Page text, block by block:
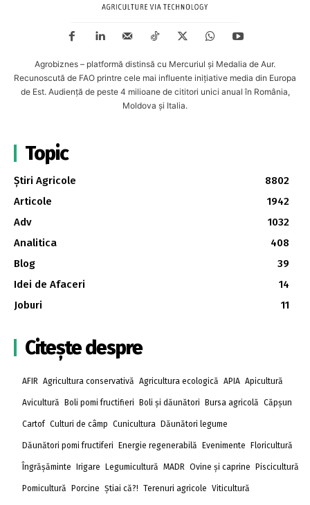
Agrobiznes – platformă distinsă cu Mercuriul și Medalia de Aur.
Recunoscută de FAO printre cele mai influente inițiative media din Europa
de Est. Audiență de peste 4 milioane de cititori unici anual în România,
Moldova și Italia.
Topic
Știri Agricole
8802
Articole
1942
Adv
1032
Analitica
408
Blog
39
Idei de Afaceri
14
Joburi
11
Citește despre
AFIR Agricultura conservativă Agricultura ecologică APIA Apicultură
Avicultură Boli pomi fructifieri Boli și dăunători Bursa agricolă Căpșun
Cartof Culturi de câmp Cunicultura Dăunători legume
Dăunători pomi fructiferi Energie regenerabilă Evenimente Floricultură
Îngrășăminte Irigare Legumicultură MADR Ovine și caprine Piscicultură
Pomicultură Porcine Știai că?! Terenuri agricole Viticultură